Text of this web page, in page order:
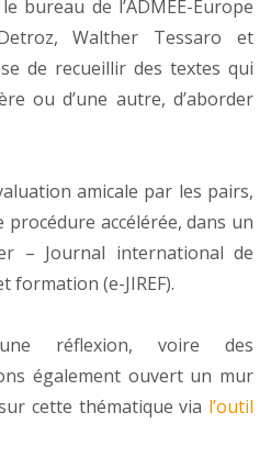
bureau de l’ADMEE-Europe
Walther Tessaro et
de recueillir des textes qui
ou d’une autre, d’aborder
amicale par les pairs,
accélérée, dans un
– Journal international de
formation (e-JIREF).
réflexion, voire des
également ouvert un mur
cette thématique via l’outil